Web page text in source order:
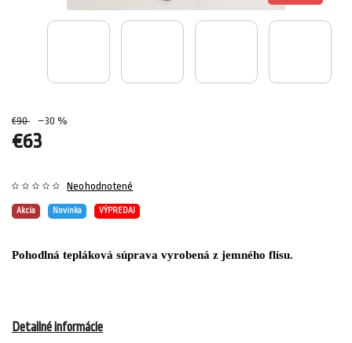
€90 –30 %
€63
Akcia Novinka VÝPREDAJ
Neohodnotené
Pohodlná tepláková súprava vyrobená z jemného flísu.
Detailné informácie